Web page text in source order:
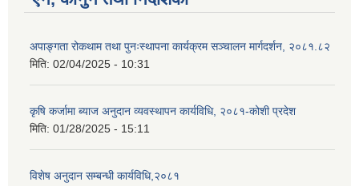
अपाङ्गता रोकथाम तथा पुनःस्थापना कार्यक्रम सञ्चालन मार्गदर्शन, २०८१.८२
मिति: 02/04/2025 - 10:31
कृषि कर्जामा ब्याज अनुदान व्यवस्थापन कार्यविधि, २०८१-कोशी प्रदेश
मिति: 01/28/2025 - 15:11
विशेष अनुदान सम्बन्धी कार्यविधि,२०८१